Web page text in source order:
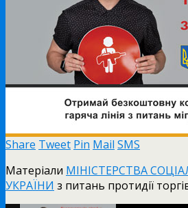
Share Tweet Pin Mail SMS
Матеріали МІНІСТЕРСТВА
УКРАЇНИ з питань протидії